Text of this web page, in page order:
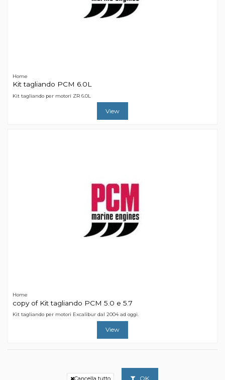
Home
Kit tagliando PCM 6.0L
Kit tagliando per motori ZR 6.0L
View
Home
copy of Kit tagliando PCM 5.0 e 5.7
Kit tagliando per motori Excalibur dal 2004 ad oggi.
View
Cancella tutto OK